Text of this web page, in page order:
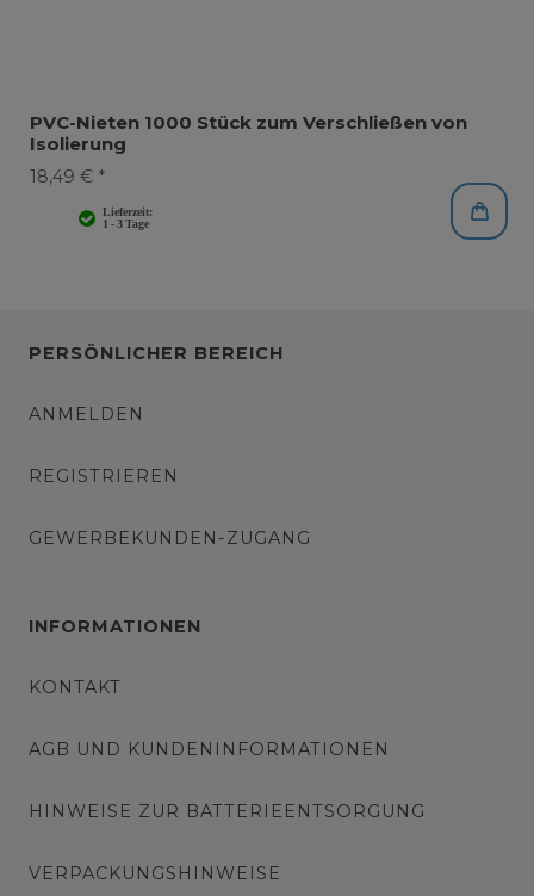
PVC-Nieten 1000 Stück zum Verschließen von
Isolierung
18,49 € *
PERSÖNLICHER BEREICH
ANMELDEN
REGISTRIEREN
GEWERBEKUNDEN-ZUGANG
INFORMATIONEN
KONTAKT
AGB UND KUNDENINFORMATIONEN
HINWEISE ZUR BATTERIEENTSORGUNG
VERPACKUNGSHINWEISE